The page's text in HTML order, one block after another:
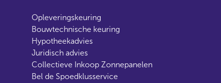
Opleveringskeuring
Bouwtechnische keuring
Hypotheekadvies
Juridisch advies
Collectieve Inkoop Zonnepanelen
Bel de Spoedklusservice